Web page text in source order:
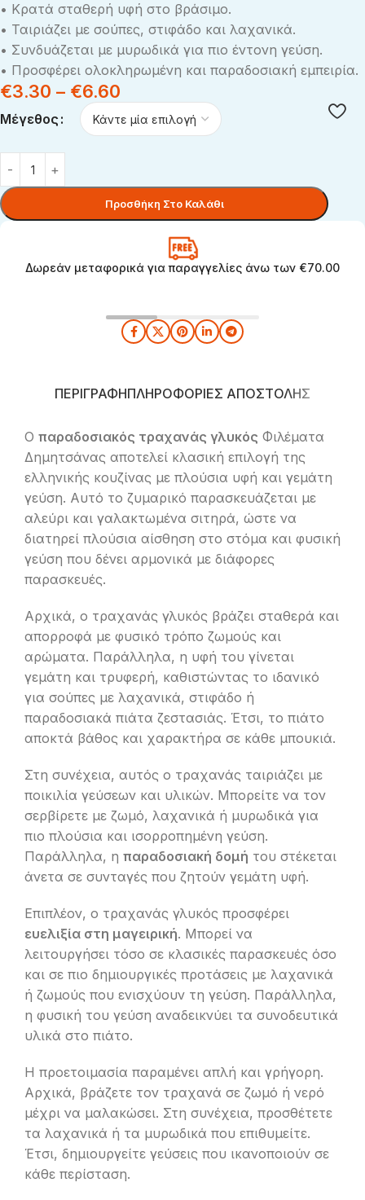
• Κρατά σταθερή υφή στο βράσιμο.
• Ταιριάζει με σούπες, στιφάδo και λαχανικά.
• Συνδυάζεται με μυρωδικά για πιο έντονη γεύση.
• Προσφέρει ολοκληρωμένη και παραδοσιακή εμπειρία.
€3.30 – €6.60
Μέγεθος
Προσθήκη Στο Καλάθι
Δωρεάν μεταφορικά για παραγγελίες άνω των €70.00
ΠΕΡΙΓΡΑΦΉΠΛΗΡΟΦΟΡΊΕΣ ΑΠΟΣΤΟΛΉΣ
Ο παραδοσιακός τραχανάς γλυκός Φιλέματα
Δημητσάνας αποτελεί κλασική επιλογή της
ελληνικής κουζίνας με πλούσια υφή και γεμάτη
γεύση. Αυτό το ζυμαρικό παρασκευάζεται με
αλεύρι και γαλακτωμένα σιτηρά, ώστε να
διατηρεί πλούσια αίσθηση στο στόμα και φυσική
γεύση που δένει αρμονικά με διάφορες
παρασκευές.
Αρχικά, ο τραχανάς γλυκός βράζει σταθερά και
απορροφά με φυσικό τρόπο ζωμούς και
αρώματα. Παράλληλα, η υφή του γίνεται
γεμάτη και τρυφερή, καθιστώντας το ιδανικό
για σούπες με λαχανικά, στιφάδο ή
παραδοσιακά πιάτα ζεστασιάς. Έτσι, το πιάτο
αποκτά βάθος και χαρακτήρα σε κάθε μπουκιά.
Στη συνέχεια, αυτός ο τραχανάς ταιριάζει με
ποικιλία γεύσεων και υλικών. Μπορείτε να τον
σερβίρετε με ζωμό, λαχανικά ή μυρωδικά για
πιο πλούσια και ισορροπημένη γεύση.
Παράλληλα, η παραδοσιακή δομή του στέκεται
άνετα σε συνταγές που ζητούν γεμάτη υφή.
Επιπλέον, ο τραχανάς γλυκός προσφέρει
ευελιξία στη μαγειρική. Μπορεί να
λειτουργήσει τόσο σε κλασικές παρασκευές όσο
και σε πιο δημιουργικές προτάσεις με λαχανικά
ή ζωμούς που ενισχύουν τη γεύση. Παράλληλα,
η φυσική του γεύση αναδεικνύει τα συνοδευτικά
υλικά στο πιάτο.
Η προετοιμασία παραμένει απλή και γρήγορη.
Αρχικά, βράζετε τον τραχανά σε ζωμό ή νερό
μέχρι να μαλακώσει. Στη συνέχεια, προσθέτετε
τα λαχανικά ή τα μυρωδικά που επιθυμείτε.
Έτσι, δημιουργείτε γεύσεις που ικανοποιούν σε
κάθε περίσταση.